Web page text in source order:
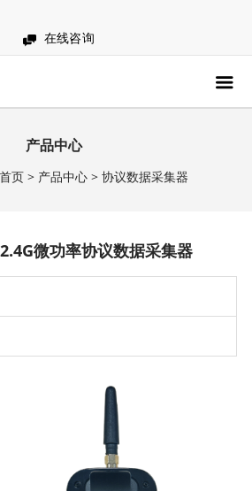
在线咨询
产品中心
首页> 产品中心> 协议数据采集器
微功率协议数据采集器